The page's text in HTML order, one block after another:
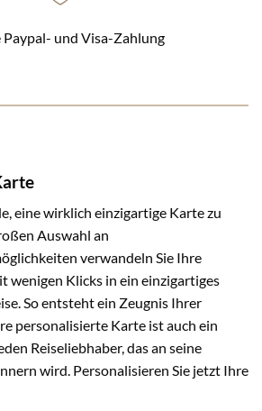
Paypal- und Visa-Zahlung
eine wirklich einzigartige Karte zu
Auswahl an
verwandeln Sie Ihre
wenigen Klicks in ein einzigartiges
So entsteht ein Zeugnis Ihrer
personalisierte Karte ist auch ein
Reiseliebhaber, das an seine
wird. Personalisieren Sie jetzt Ihre